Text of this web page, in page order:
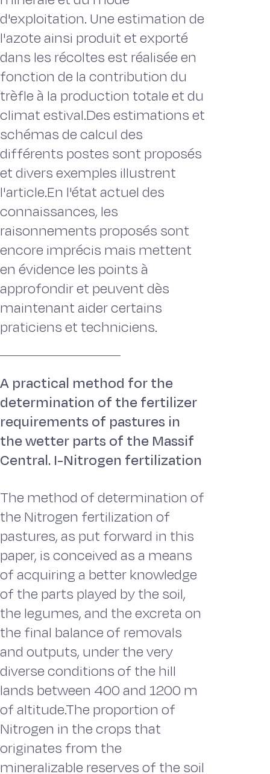
d'exploitation. Une estimation de
l'azote ainsi produit et exporté
dans les récoltes est réalisée en
fonction de la contribution du
trèfle à la production totale et du
climat estival.Des estimations et
schémas de calcul des
différents postes sont proposés
et divers exemples illustrent
l'article.En l'état actuel des
connaissances, les
raisonnements proposés sont
encore imprécis mais mettent
en évidence les points à
approfondir et peuvent dès
maintenant aider certains
praticiens et techniciens.
A practical method for the
determination of the fertilizer
requirements of pastures in
the wetter parts of the Massif
Central. I-Nitrogen fertilization
The method of determination of
the Nitrogen fertilization of
pastures, as put forward in this
paper, is conceived as a means
of acquiring a better knowledge
of the parts played by the soil,
the legumes, and the excreta on
the final balance of removals
and outputs, under the very
diverse conditions of the hill
lands between 400 and 1200 m
of altitude.The proportion of
Nitrogen in the crops that
originates from the
mineralizable reserves of the soil